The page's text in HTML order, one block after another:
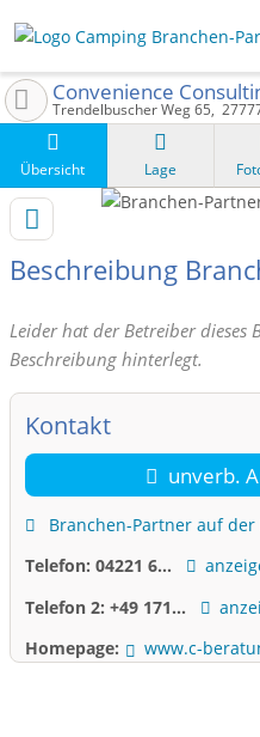
Convenience
Trendelbuscher Weg 65
Übersicht Lage
Beschreibung
Leider hat der Betreiber dieses
Beschreibung hinterlegt.
Kontakt
unverb.
Branchen-Partner auf der
Telefon: 04221 6...
Telefon 2: +49 171...
Homepage:
www.c-